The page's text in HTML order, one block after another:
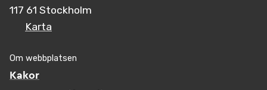
117 61 Stockholm
Karta
Om webbplatsen
Kakor